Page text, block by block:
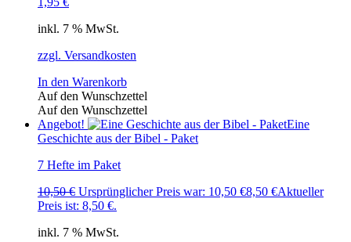
inkl. 7 % MwSt.
zzgl. Versandkosten
In den Warenkorb
Auf den Wunschzettel
Auf den Wunschzettel
Angebot!
Eine
Geschichte aus der Bibel - Paket
7 Hefte im Paket
10,50€ Ursprünglicher Preis war: 10,50 €8,50 €Aktueller
Preis ist: 8,50 €.
inkl. 7 % MwSt.